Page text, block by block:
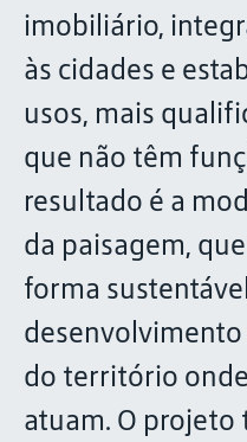
imobiliário,
às cidades e
usos, mais
que não têm
resultado é a
da paisagem,
forma
desenvolvimento
do território
atuam. O projeto